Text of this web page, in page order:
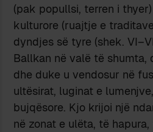
(pak popullsi, terren i
kulturore (ruajtje e
dyndjes së tyre (shek.
Ballkan në valë të shumta,
dhe duke u vendosur në
ultësirat, luginat e
bujqësore. Kjo krijoi një
në zonat e ulëta, të